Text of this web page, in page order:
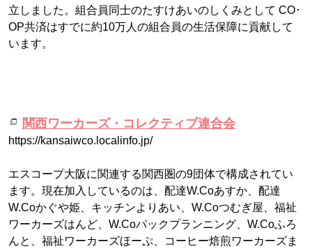
立しました。組合員同士のたすけあいのしくみとして CO･
OP共済はすでに約10万人の組合員の生活保障に貢献して
います。
関西ワーカーズ・コレクティブ連合会
https://kansaiwco.localinfo.jp/
エスコープ大阪に関連する関西圏の9団体で構成されてい
ます。現在加入しているのは、配達W.Coあすか、配達
W.Coかぐや姫、キッチンよりあい、W.Coつむぎ屋、福祉
ワーカーズはんど、W.Coパックプランニング、W.Coふろ
んと、福祉ワーカーズほーぷ、コーヒー焙煎ワーカーズま